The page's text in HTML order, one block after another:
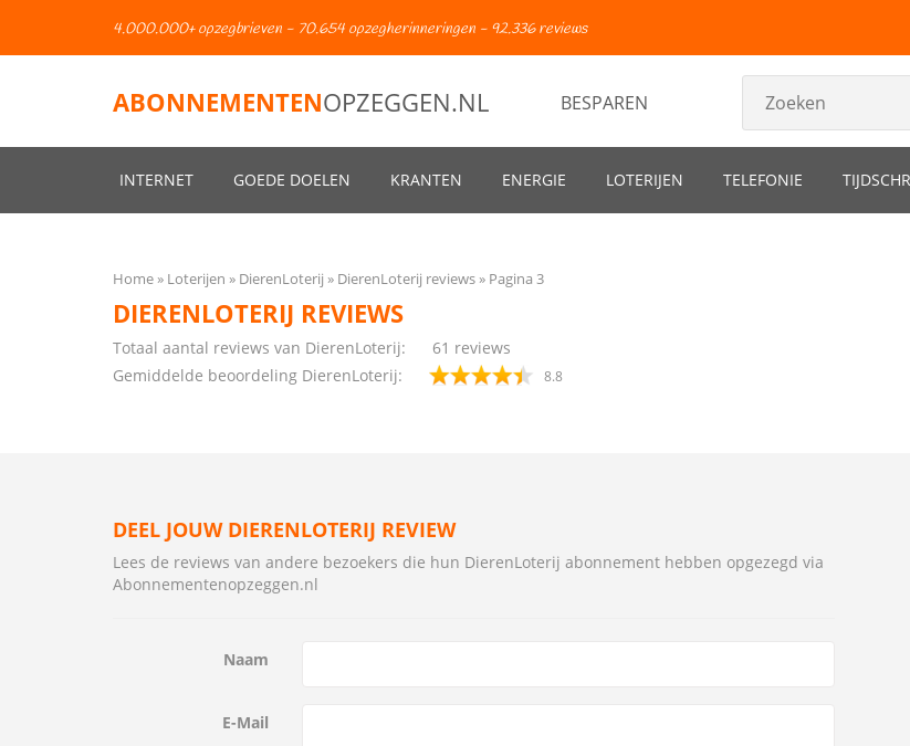
4.000.000+ opzegbrieven - 70.654 opzegherinneringen - 92.336 reviews
ABONNEMENTENOPZEGGEN.NL BESPAREN
INTERNET GOEDE DOELEN KRANTEN ENERGIE LOTERIJEN TELEFONIE
Home Loterijen DierenLoterij DierenLoterij reviews Pagina 3
DIERENLOTERIJ REVIEWS
Totaal aantal reviews van DierenLoterij: 61 reviews
Gemiddelde beoordeling DierenLoterij:
8.8
DEEL JOUW DIERENLOTERIJ REVIEW
Lees de reviews van andere bezoekers die hun DierenLoterij abonnement hebben opgezegd via
Abonnementenopzeggen.nl
Naam
E-Mail